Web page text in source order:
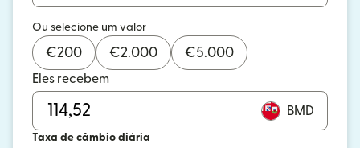
Ou selecione um valor
€200 €2.000 €5.000
Eles recebem
BMD
Taxa de câmbio diária